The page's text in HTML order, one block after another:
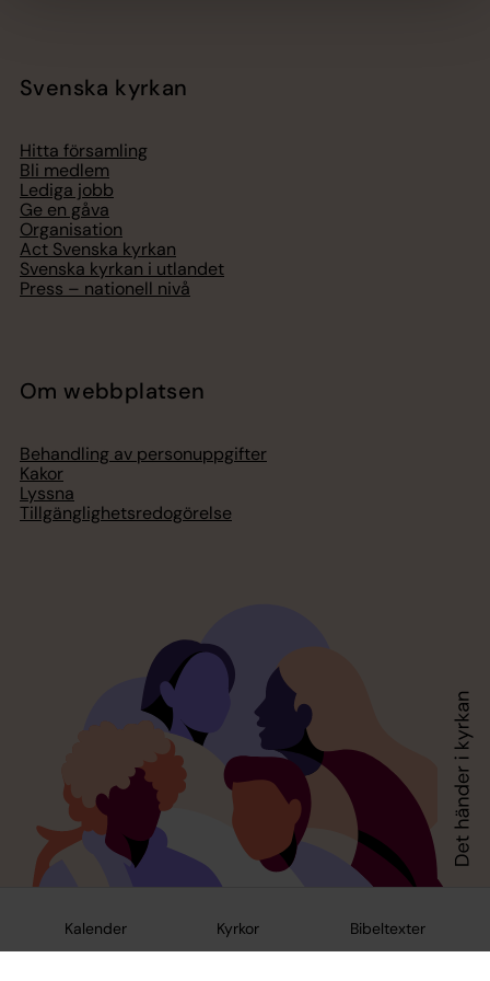
Kalender Kyrkor Bibeltexter
Svenska kyrkan
Hitta församling
Bli medlem
Lediga jobb
Ge en gåva
Organisation
Act Svenska kyrkan
Svenska kyrkan i utlandet
Press – nationell nivå
Om webbplatsen
Behandling av personuppgifter
Kakor
Lyssna
Tillgänglighetsredogörelse